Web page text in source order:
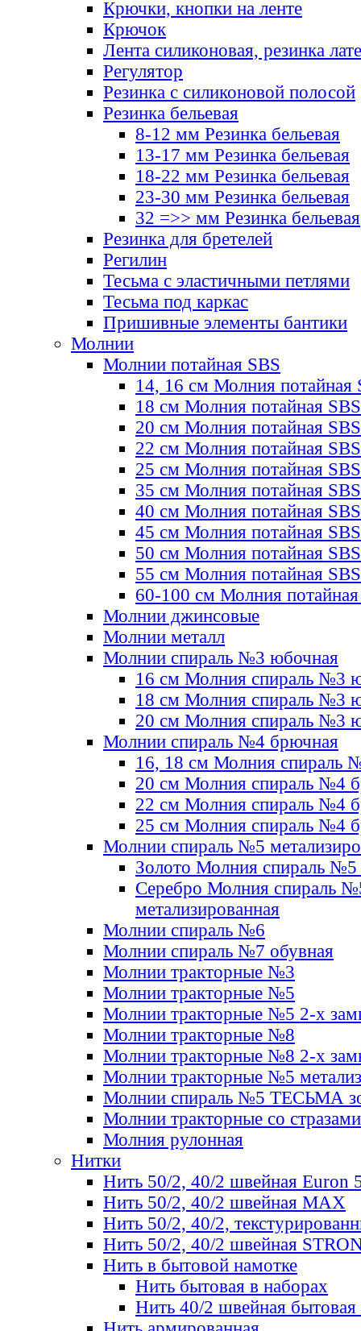
Крючки, кнопки на ленте
Крючок
Лента силиконовая, резинка
Регулятор
Резинка с силиконовой полосой
Резинка бельевая
8-12 мм Резинка бельевая
13-17 мм Резинка бельевая
18-22 мм Резинка бельевая
23-30 мм Резинка бельевая
32 =>> мм Резинка бельевая
Резинка для бретелей
Регилин
Тесьма с эластичными петлями
Тесьма под каркас
Пришивные элементы бантики
Молнии
Молнии потайная SBS
14, 16 см Молния потайная
18 см Молния потайная SBS
20 см Молния потайная SBS
22 см Молния потайная SBS
25 см Молния потайная SBS
35 см Молния потайная SBS
40 см Молния потайная SBS
45 см Молния потайная SBS
50 см Молния потайная SBS
55 см Молния потайная SBS
60-100 см Молния
Молнии джинсовые
Молнии металл
Молнии спираль №3 юбочная
16 см Молния спираль №3
18 см Молния спираль №3
20 см Молния спираль №3
Молнии спираль №4 брючная
16, 18 см Молния спираль
20 см Молния спираль №4
22 см Молния спираль №4
25 см Молния спираль №4
Молнии спираль №5
Золото Молния спираль №5
Серебро Молния спираль
метализированная
Молнии спираль №6
Молнии спираль №7 обувная
Молнии тракторные №3
Молнии тракторные №5
Молнии тракторные №5 2-х
Молнии тракторные №8
Молнии тракторные №8 2-х
Молнии тракторные №5
Молнии спираль №5 ТЕСЬМА
Молнии тракторные со стразами
Молния рулонная
Нитки
Нить 50/2, 40/2 швейная Euron
Нить 50/2, 40/2 швейная МАХ
Нить 50/2, 40/2,
Нить 50/2, 40/2 швейная
Нить в бытовой намотке
Нить бытовая в наборах
Нить 40/2 швейная бытовая